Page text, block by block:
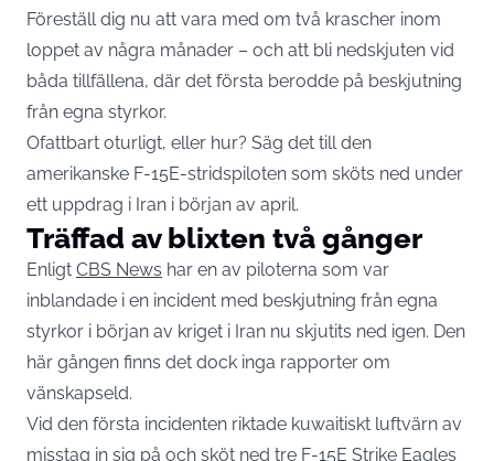
Föreställ dig nu att vara med om två krascher inom
loppet av några månader – och att bli nedskjuten vid
båda tillfällena, där det första berodde på beskjutning
från egna styrkor.
Ofattbart oturligt, eller hur? Säg det till den
amerikanske F-15E-stridspiloten som sköts ned under
ett uppdrag i Iran i början av april.
Träffad av blixten två gånger
Enligt CBS News har en av piloterna som var
inblandade i en incident med beskjutning från egna
styrkor i början av kriget i Iran nu skjutits ned igen. Den
här gången finns det dock inga rapporter om
vänskapseld.
Vid den första incidenten riktade kuwaitiskt luftvärn av
misstag in sig på och sköt ned tre F-15E Strike Eagles